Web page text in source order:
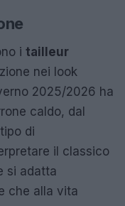
i tailleur
nei look
2025/2026 ha
caldo, dal
di
il classico
si adatta
che alla vita